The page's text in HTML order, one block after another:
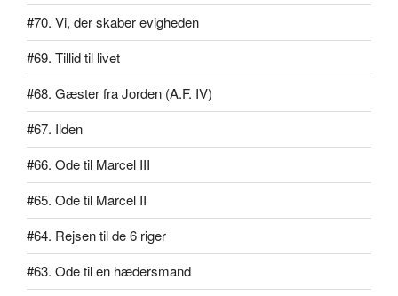
#70. Vi, der skaber evigheden
#69. Tillid til livet
#68. Gæster fra Jorden (A.F. IV)
#67. Ilden
#66. Ode til Marcel III
#65. Ode til Marcel II
#64. Rejsen til de 6 riger
#63. Ode til en hædersmand